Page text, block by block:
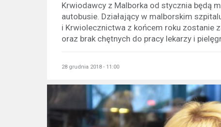
Krwiodawcy z Malborka od stycznia będą
autobusie. Działający w malborskim
i Krwiolecznictwa z końcem roku zostanie
oraz brak chętnych do pracy lekarzy i
28 grudnia 2018 - 11:00